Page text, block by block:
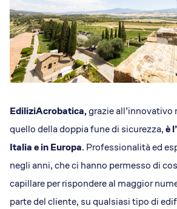
Dicono di Acrobatica
Approfondimenti
News
EdiliziAcrobatica,grazie all’innovativo
quello della doppia fune di sicurezza,è
Italiae in Europa. Professionalità ed
negli anni, che ci hanno permesso di
capillare per rispondere al maggior
parte del cliente, su qualsiasi tipo di